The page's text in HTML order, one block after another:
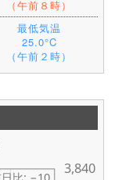
（午前８時）
最低気温
25.0°C
（午前２時）